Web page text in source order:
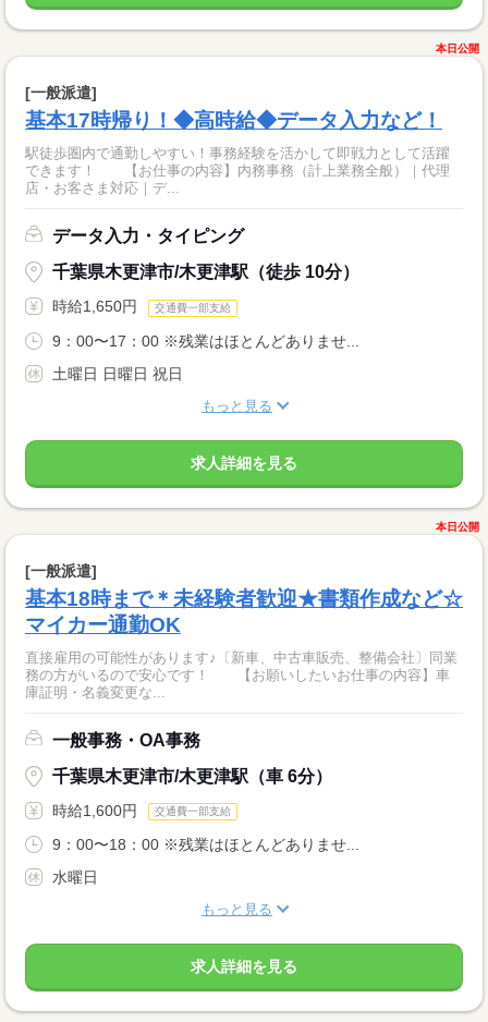
本日公開
[一般派遣]
基本17時帰り！◆高時給◆データ入力など！
駅徒歩圏内で通勤しやすい！事務経験を活かして即戦力として活躍
できます！ 【お仕事の内容】内務事務（計上業務全般）｜代理
店・お客さま対応｜デ...
データ入力・タイピング
千葉県木更津市/木更津駅（徒歩 10分）
時給1,650円 交通費一部支給
9：00〜17：00 ※残業はほとんどありませ...
土曜日 日曜日 祝日
もっと見る
求人詳細を見る
本日公開
[一般派遣]
基本18時まで＊未経験者歓迎★書類作成など☆
マイカー通勤OK
直接雇用の可能性があります♪〔新車、中古車販売、整備会社〕同業
務の方がいるので安心です！ 【お願いしたいお仕事の内容】車
庫証明・名義変更な...
一般事務・OA事務
千葉県木更津市/木更津駅（車 6分）
時給1,600円 交通費一部支給
9：00〜18：00 ※残業はほとんどありませ...
水曜日
もっと見る
求人詳細を見る